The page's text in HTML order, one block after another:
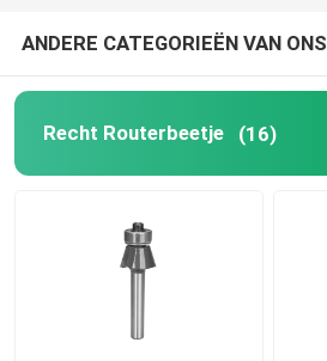
ringvormige snijder
carbide getipte gatenzaag
ANDERE CATEGORIEËN VAN ONS
Recht Routerbeetje (16)